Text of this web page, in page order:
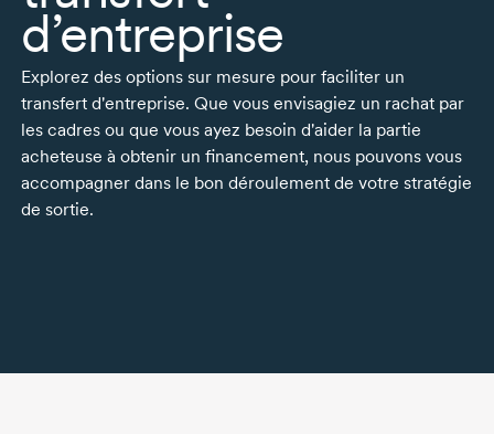
d’entreprise
Explorez des options sur mesure pour faciliter un
transfert d'entreprise. Que vous envisagiez un rachat par
les cadres ou que vous ayez besoin d'aider la partie
acheteuse à obtenir un financement, nous pouvons vous
accompagner dans le bon déroulement de votre stratégie
de sortie.